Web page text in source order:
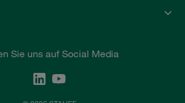
Sie uns auf Social Media